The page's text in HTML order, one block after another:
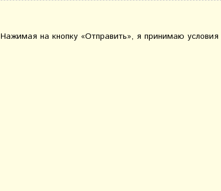
Нажимая на кнопку «Отправить», я принимаю условия